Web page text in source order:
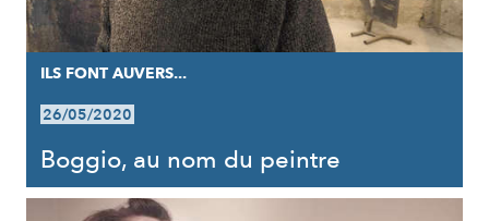
ILS FONT AUVERS...
26/05/2020
Boggio, au nom du peintre